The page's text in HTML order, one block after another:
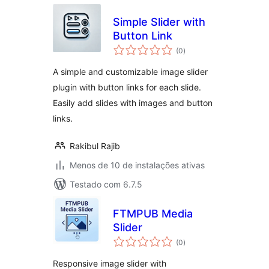
Simple Slider with
Button Link
(0total
de
)
A simple and customizable image slider
plugin with button links for each slide.
Easily add slides with images and button
links.
Rakibul Rajib
Menos de 10 de instalações ativas
Testado com 6.7.5
FTMPUB Media
Slider
(0total
de
)
Responsive image slider with